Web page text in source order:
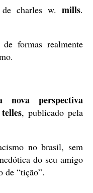
de charles w.mills.
formas realmente
perspectiva
telles, publicado pela
no brasil, sem
do seu amigo
de “tição”.